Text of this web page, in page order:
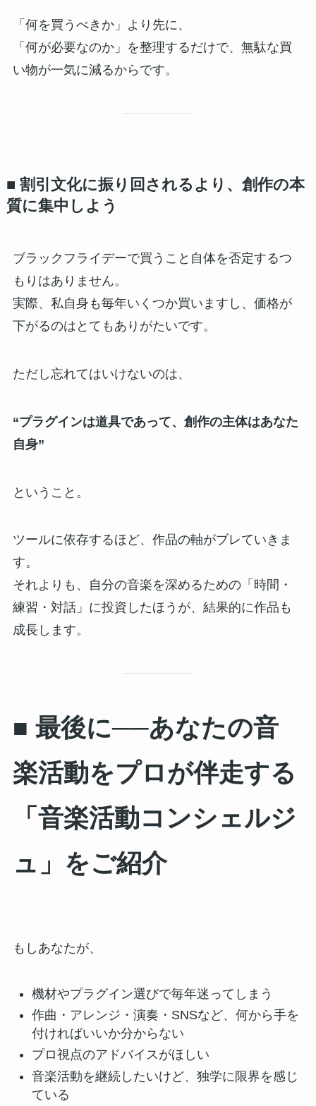
「何を買うべきか」より先に、
「何が必要なのか」を整理するだけで、無駄な買
い物が一気に減るからです。
■ 割引文化に振り回されるより、創作の本
質に集中しよう
ブラックフライデーで買うこと自体を否定するつ
もりはありません。
実際、私自身も毎年いくつか買いますし、価格が
下がるのはとてもありがたいです。
ただし忘れてはいけないのは、
“プラグインは道具であって、創作の主体はあなた
自身”
ということ。
ツールに依存するほど、作品の軸がブレていきま
す。
それよりも、自分の音楽を深めるための「時間・
練習・対話」に投資したほうが、結果的に作品も
成長します。
■ 最後に──あなたの音
楽活動をプロが伴走する
「音楽活動コンシェルジ
ュ」をご紹介
もしあなたが、
機材やプラグイン選びで毎年迷ってしまう
作曲・アレンジ・演奏・SNSなど、何から手を
付ければいいか分からない
プロ視点のアドバイスがほしい
音楽活動を継続したいけど、独学に限界を感じ
ている